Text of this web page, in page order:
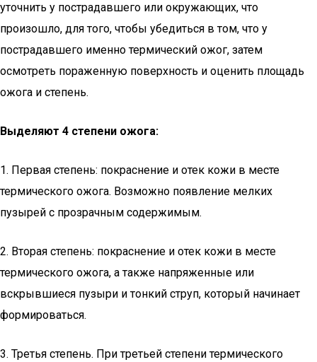
уточнить у пострадавшего или окружающих, что
произошло, для того, чтобы убедиться в том, что у
пострадавшего именно термический ожог, затем
осмотреть пораженную поверхность и оценить площадь
ожога и степень.
Выделяют 4 степени ожога:
1. Первая степень: покраснение и отек кожи в месте
термического ожога. Возможно появление мелких
пузырей с прозрачным содержимым.
2. Вторая степень: покраснение и отек кожи в месте
термического ожога, а также напряженные или
вскрывшиеся пузыри и тонкий струп, который начинает
формироваться.
3. Третья степень. При третьей степени термического